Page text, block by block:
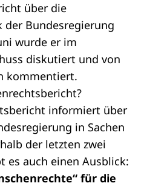
über die
Bundesregierung
wurde er im
diskutiert und von
kommentiert.
informiert über
in Sachen
der letzten zwei
es auch einen Ausblick:
für die